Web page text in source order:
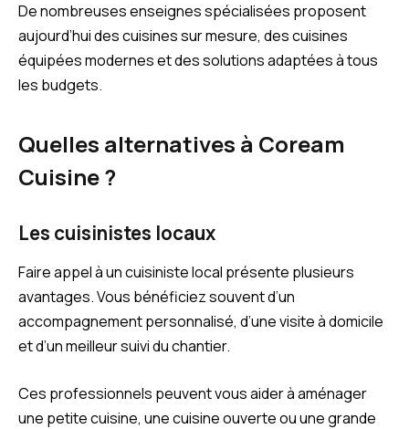
De nombreuses enseignes spécialisées proposent
aujourd’hui des cuisines sur mesure, des cuisines
équipées modernes et des solutions adaptées à tous
les budgets.
Quelles alternatives à Coream
Cuisine ?
Les cuisinistes locaux
Faire appel à un cuisiniste local présente plusieurs
avantages. Vous bénéficiez souvent d’un
accompagnement personnalisé, d’une visite à domicile
et d’un meilleur suivi du chantier.
Ces professionnels peuvent vous aider à aménager
une petite cuisine, une cuisine ouverte ou une grande